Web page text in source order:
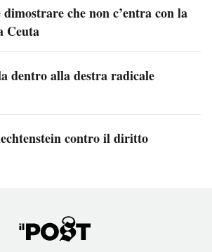
che non c’entra con la
Ceuta
dentro alla destra radicale
contro il diritto